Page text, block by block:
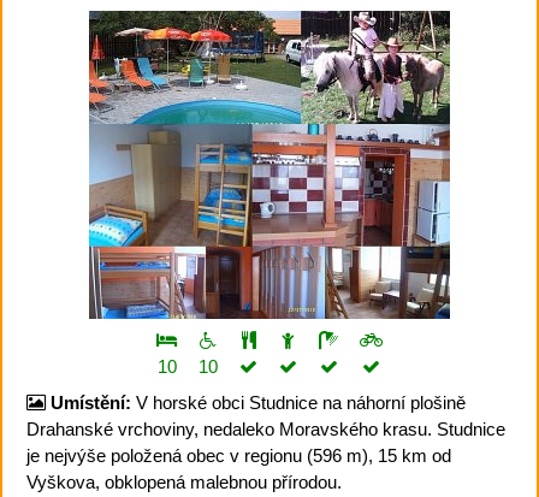
10
10
Umístění: V horské obci Studnice na náhorní plošině
Drahanské vrchoviny, nedaleko Moravského krasu. Studnice
je nejvýše položená obec v regionu (596 m), 15 km od
Vyškova, obklopená malebnou přírodou.